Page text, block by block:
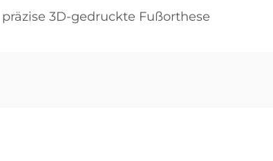
präzise 3D-gedruckte Fußorthese